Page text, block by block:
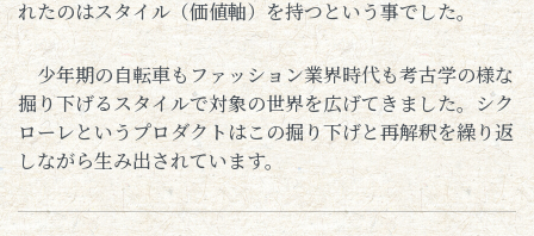
れたのはスタイル（価値軸）を持つという事でした。
少年期の自転車もファッション業界時代も考古学の様な
掘り下げるスタイルで対象の世界を広げてきました。シク
ローレというプロダクトはこの掘り下げと再解釈を繰り返
しながら生み出されています。